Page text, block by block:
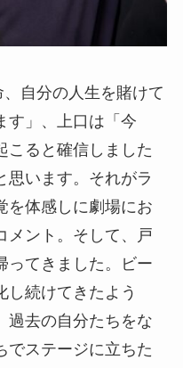
自分の人生を賭けて
す」、上口は「今
こると確信しました
思います。それがラ
を体感しに劇場にお
メント。そして、戸
ってきました。ビー
し続けてきたよう
過去の自分たちをな
でステージに立ちた